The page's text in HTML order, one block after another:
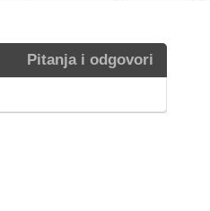
Pitanja i odgovori